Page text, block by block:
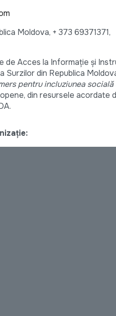
Moldova, + 373 69371371,
Acces la Informație și
Surzilor din Republica
pentru incluziunea
din resursele acordate